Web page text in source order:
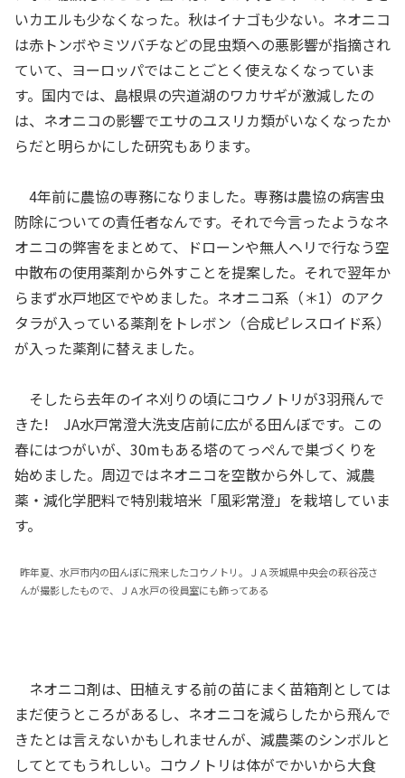
いカエルも少なくなった。秋はイナゴも少ない。ネオニコ
は赤トンボやミツバチなどの昆虫類への悪影響が指摘され
ていて、ヨーロッパではことごとく使えなくなっていま
す。国内では、島根県の宍道湖のワカサギが激減したの
は、ネオニコの影響でエサのユスリカ類がいなくなったか
らだと明らかにした研究もあります。
4年前に農協の専務になりました。専務は農協の病害虫
防除についての責任者なんです。それで今言ったようなネ
オニコの弊害をまとめて、ドローンや無人ヘリで行なう空
中散布の使用薬剤から外すことを提案した。それで翌年か
らまず水戸地区でやめました。ネオニコ系（＊1）のアク
タラが入っている薬剤をトレボン（合成ピレスロイド系）
が入った薬剤に替えました。
そしたら去年のイネ刈りの頃にコウノトリが3羽飛んで
きた! JA水戸常澄大洗支店前に広がる田んぼです。この
春にはつがいが、30mもある塔のてっぺんで巣づくりを
始めました。周辺ではネオニコを空散から外して、減農
薬・減化学肥料で特別栽培米「風彩常澄」を栽培していま
す。
昨年夏、水戸市内の田んぼに飛来したコウノトリ。ＪＡ茨城県中央会の萩谷茂さ
んが撮影したもので、ＪＡ水戸の役員室にも飾ってある
ネオニコ剤は、田植えする前の苗にまく苗箱剤としては
まだ使うところがあるし、ネオニコを減らしたから飛んで
きたとは言えないかもしれませんが、減農薬のシンボルと
してとてもうれしい。コウノトリは体がでかいから大食